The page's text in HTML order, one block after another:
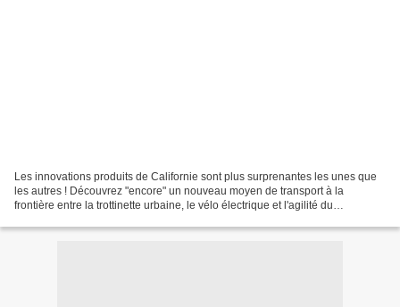
Les innovations produits de Californie sont plus surprenantes les unes que
les autres ! Découvrez "encore" un nouveau moyen de transport à la
frontière entre la trottinette urbaine, le vélo électrique et l'agilité du